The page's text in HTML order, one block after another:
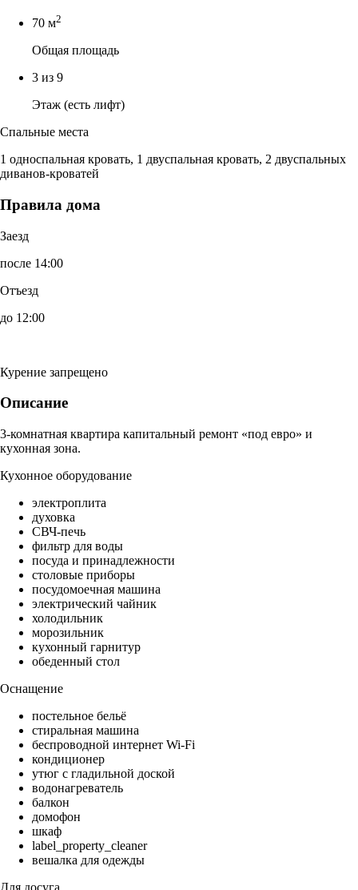
70 м2
Общая площадь
3 из 9
Этаж (есть лифт)
Спальные места
1 односпальная кровать, 1 двуспальная кровать, 2 двуспальных
диванов-кроватей
Правила дома
Заезд
после 14:00
Отъезд
до 12:00
Курение запрещено
Описание
3-комнатная квартира капитальный ремонт «под евро» и
кухонная зона.
Кухонное оборудование
электроплита
духовка
СВЧ-печь
фильтр для воды
посуда и принадлежности
столовые приборы
посудомоечная машина
электрический чайник
холодильник
морозильник
кухонный гарнитур
обеденный стол
Оснащение
постельное бельё
стиральная машина
беспроводной интернет Wi-Fi
кондиционер
утюг с гладильной доской
водонагреватель
балкон
домофон
шкаф
label_property_cleaner
вешалка для одежды
Для досуга